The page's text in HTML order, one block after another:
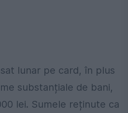
lunar pe card, în plus
substanțiale de bani,
lei. Sumele reținute ca